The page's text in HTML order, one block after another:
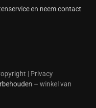
en neem contact
| Privacy
– winkel van